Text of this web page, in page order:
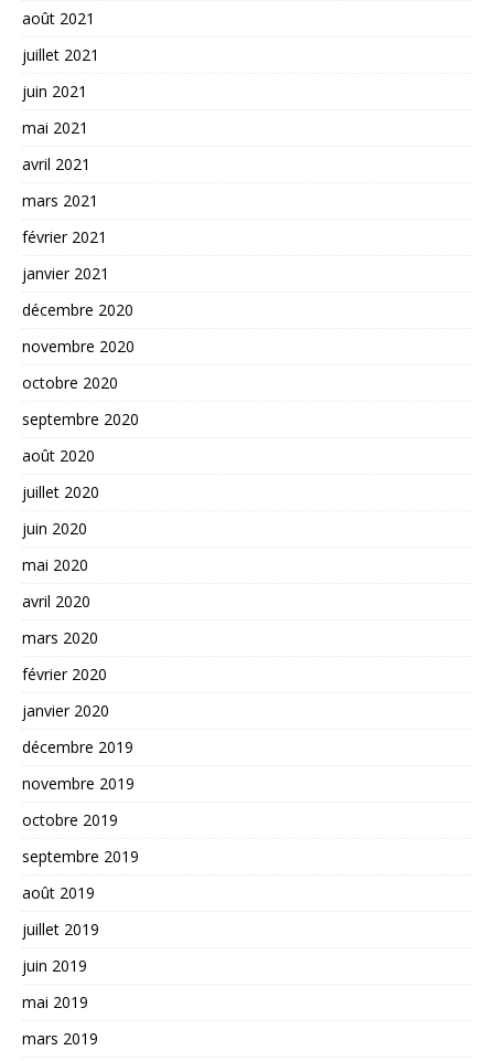
août 2021
juillet 2021
juin 2021
mai 2021
avril 2021
mars 2021
février 2021
janvier 2021
décembre 2020
novembre 2020
octobre 2020
septembre 2020
août 2020
juillet 2020
juin 2020
mai 2020
avril 2020
mars 2020
février 2020
janvier 2020
décembre 2019
novembre 2019
octobre 2019
septembre 2019
août 2019
juillet 2019
juin 2019
mai 2019
mars 2019